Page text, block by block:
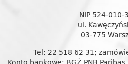
NIP 524-010-
ul.
03-775
Tel: 22 518 62 31;
Konto bankowe: BGŻ PNB